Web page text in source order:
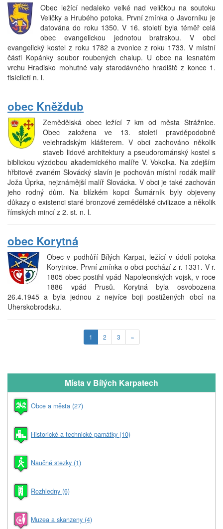
Obec ležící nedaleko velké nad veličkou na soutoku
Veličky a Hrubého potoka. První zmínka o Javorníku je
datována do roku 1350. V 16. století byla téměř celá
obec evangelickou jednotou bratrskou. V obci
evangelický kostel z roku 1782 a zvonice z roku 1733. V místní
části Kopánky soubor roubených chalup. U obce na lesnatém
vrchu Hradisko mohutné valy starodávného hradiště z konce 1.
tisíciletí n. l.
obec Kněždub
Zemědělská obec ležící 7 km od města Strážnice.
Obec založena ve 13. století pravděpodobně
velehradským klášterem. V obci zachováno několik
staveb lidové architektury a pseudorománský kostel s
biblickou výzdobou akademického malíře V. Vokolka. Na zdejším
hřbitově zvaném Slovácký slavín je pochován místní rodák malíř
Joža Úprka, nejznámější malíř Slovácka. V obci je také zachován
jeho rodný dům. Na blízkém kopci Šumárník byly objeveny
důkazy o existenci staré bronzové zemědělské civilizace a několik
římských mincí z 2. st. n. l.
obec Korytná
Obec v podhůří Bílých Karpat, ležící v údolí potoka
Korytnice. První zmínka o obci pochází z r. 1331. V r.
1805 obec postihl vpád Napoleonských vojsk, v roce
1886 vpád Prusů. Korytná byla osvobozena
26.4.1945 a byla jednou z nejvíce boji postižených obcí na
Uherskobrodsku.
1 2 3 »
Místa v Bílých Karpatech
Obce a města (27)
Historické a technické památky (10)
Naučné stezky (1)
Rozhledny (6)
Muzea a skanzeny (4)